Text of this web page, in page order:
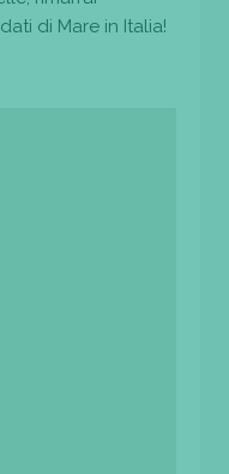
di Mare in Italia!